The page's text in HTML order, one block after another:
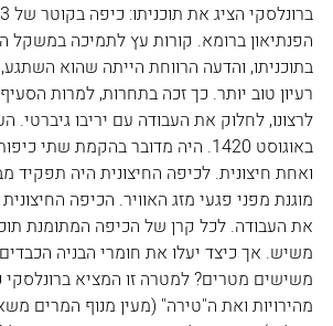
הפנתיאון ברומא. קורות עץ לתמיכה במשקל
בתוכניתו, והדעה הרווחת הייתה שהוא
רעיון טוב יותר. כך זכה בתחרות, למרות
באוגוסט 1420. היה מדובר בהקמת שתי
ואחת חיצונית. לכיפה החיצונית היה תפקיד
מוגנת מפני פגעי מזג האוויר. הכיפה
את העבודה. לכל קרן של הכיפה המתומנת
משיש. אך כיצד יעלו את חומרי הבניה
משישים מטרים? למטרה זו המציא
מהירויות ואת ה"טירה" (מעין מנוף המרים